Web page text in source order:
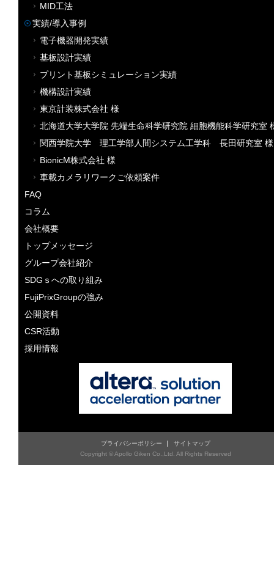
MID工法
実績/導入事例
電子機器開発実績
基板設計実績
プリント基板シミュレーション実績
機構設計実績
東京計装株式会社 様
北海道大学大学院 先端生命科学研究院 細胞機能科学研究室
関西学院大学 理工学部人間システム工学科 長田研究室 様
BionicM株式会社 様
車載カメラリワークご依頼案件
FAQ
コラム
会社概要
トップメッセージ
グループ会社紹介
SDGｓへの取り組み
FujiPrixGroupの強み
公開資料
CSR活動
採用情報
プライバシーポリシー
サイトマップ
Copyright © Apollo Giken Co.,Ltd. All Rights Reserved